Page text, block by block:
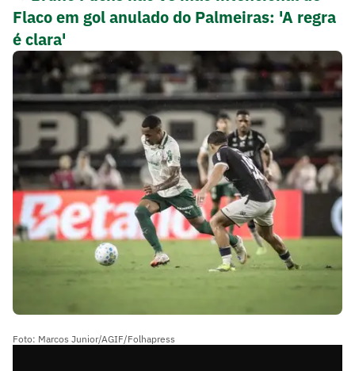
Flaco em gol anulado do Palmeiras: 'A regra
é clara'
Foto: Marcos Junior/AGIF/Folhapress